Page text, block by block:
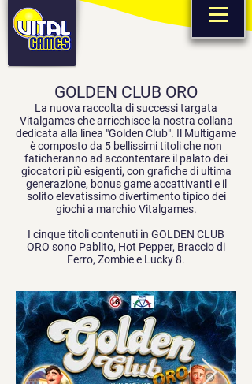
GOLDEN CLUB ORO
La nuova raccolta di successi targata
Vitalgames che arricchisce la nostra collana
dedicata alla linea "Golden Club". Il Multigame
è composto da 5 bellissimi titoli che non
faticheranno ad accontentare il palato dei
giocatori più esigenti, con grafiche di ultima
generazione, bonus game accattivanti e il
solito elevatissimo divertimento tipico dei
giochi a marchio Vitalgames.
I cinque titoli contenuti in GOLDEN CLUB
ORO sono Pablito, Hot Pepper, Braccio di
Ferro, Zombie e Lucky 8.